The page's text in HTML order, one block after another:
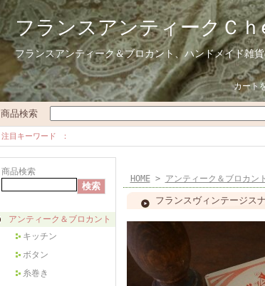
フランスアンティークＣ
フランスアンティーク＆ブロカント、ハンドメイド雑
カート
商品検索
注目キーワード
商品検索
アンティーク＆ブロカント
キッチン
ボタン
糸巻き
HOME> アンティーク＆ブロカント
フランスヴィンテージ